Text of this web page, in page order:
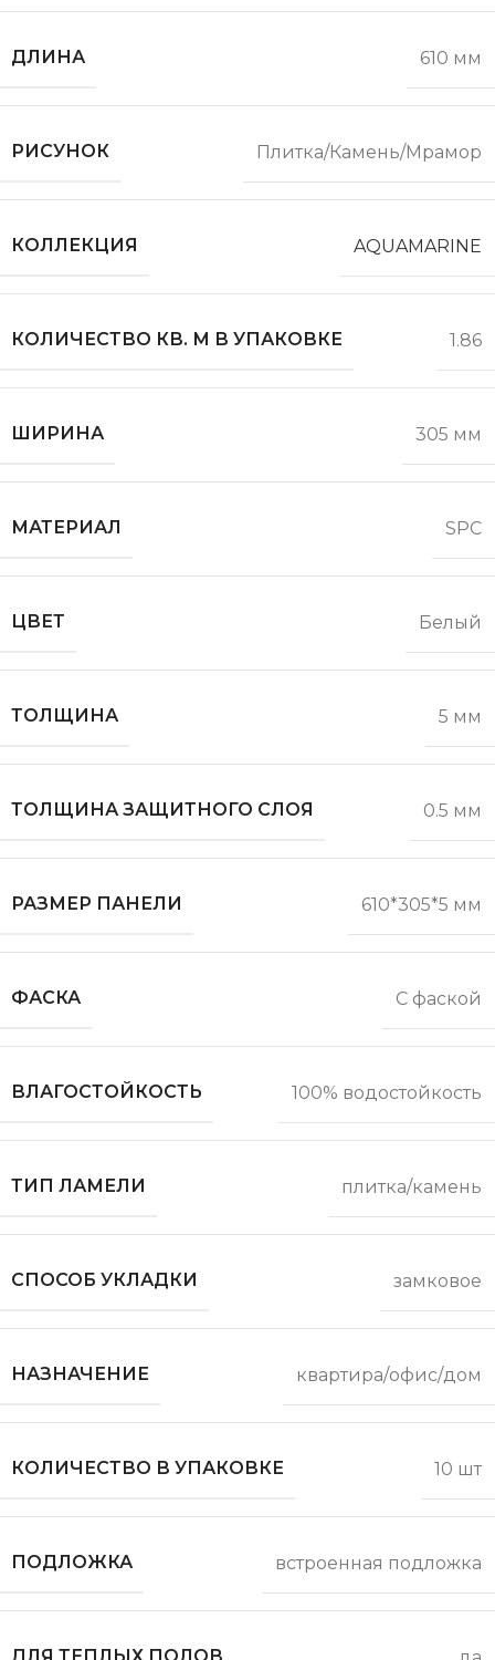
ДЛИНА 610 мм
РИСУНОК Плитка/Камень/Мрамор
КОЛЛЕКЦИЯ AQUAMARINE
КОЛИЧЕСТВО КВ. М В УПАКОВКЕ 1.86
ШИРИНА 305 мм
МАТЕРИАЛ SPC
ЦВЕТ Белый
ТОЛЩИНА 5 мм
ТОЛЩИНА ЗАЩИТНОГО СЛОЯ 0.5 мм
РАЗМЕР ПАНЕЛИ 610*305*5 мм
ФАСКА С фаской
ВЛАГОСТОЙКОСТЬ 100% водостойкость
ТИП ЛАМЕЛИ плитка/камень
СПОСОБ УКЛАДКИ замковое
НАЗНАЧЕНИЕ квартира/офис/дом
КОЛИЧЕСТВО В УПАКОВКЕ 10 шт
ПОДЛОЖКА встроенная подложка